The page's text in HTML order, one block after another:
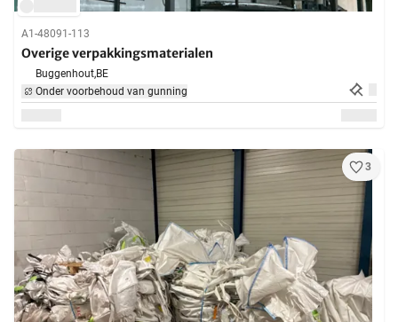
A1-48091-113
Overige verpakkingsmaterialen
Buggenhout,BE
Onder voorbehoud van gunning
3